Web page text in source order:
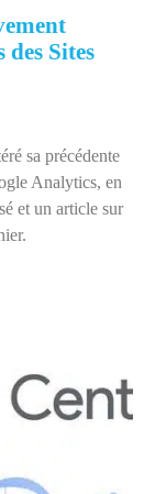
Sites
sa précédente
Analytics, en
et un article sur